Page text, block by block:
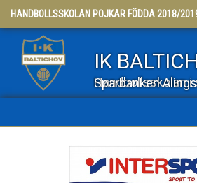
HANDBOLLSSKOLAN POJKAR FÖDDA 2018/
IK
Handbollsskolan i samarbete med Sparbanken